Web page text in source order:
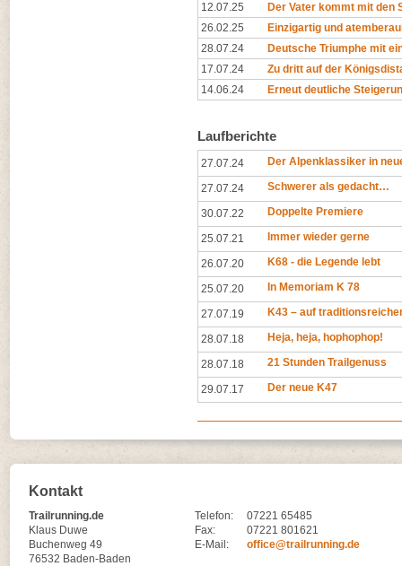
12.07.25
Der Vater kommt mit den
26.02.25
Einzigartig und
28.07.24
Deutsche Triumphe mit
17.07.24
Zu dritt auf der
14.06.24
Erneut deutliche
Laufberichte
27.07.24 Der Alpenklassiker in
27.07.24 Schwerer als gedacht…
30.07.22 Doppelte Premiere
25.07.21 Immer wieder gerne
26.07.20 K68 - die Legende lebt
25.07.20 In Memoriam K 78
27.07.19 K43 – auf
28.07.18 Heja, heja, hophophop!
28.07.18 21 Stunden Trailgenuss
29.07.17 Der neue K47
Kontakt
Trailrunning.de
Klaus Duwe
Buchenweg 49
76532 Baden-Baden
Telefon:
07221 65485
Fax:
07221 801621
E-Mail:
office@trailrunning.de